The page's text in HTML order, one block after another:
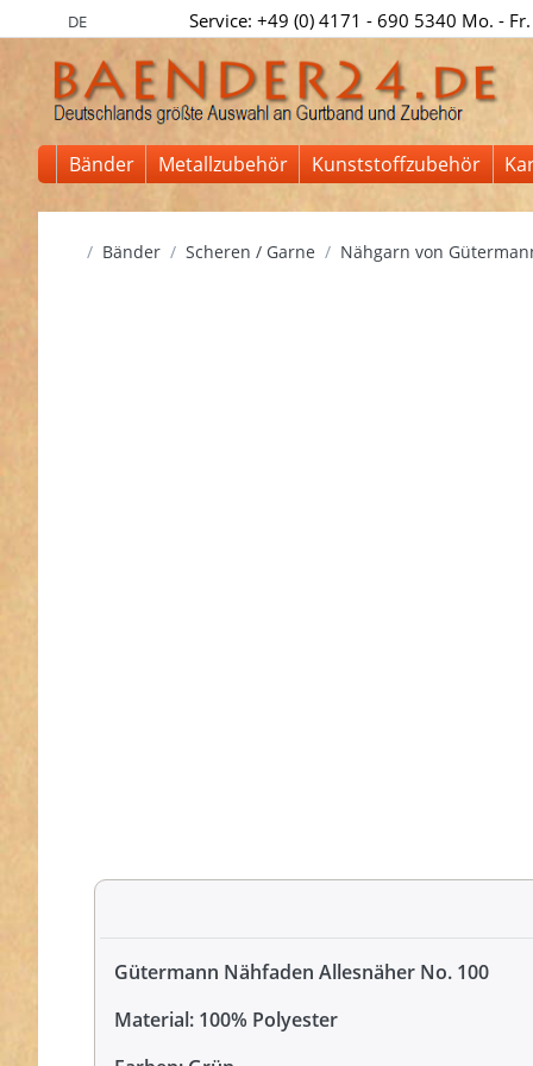
DE Service: +49 (0) 4171 - 690 5340 Mo. -
Bänder Metallzubehör Kunststoffzubehör
Startseite
Bänder Scheren / Garne Nähgarn von
Gütermann Nähfaden Allesnäher No. 100
Material: 100% Polyester